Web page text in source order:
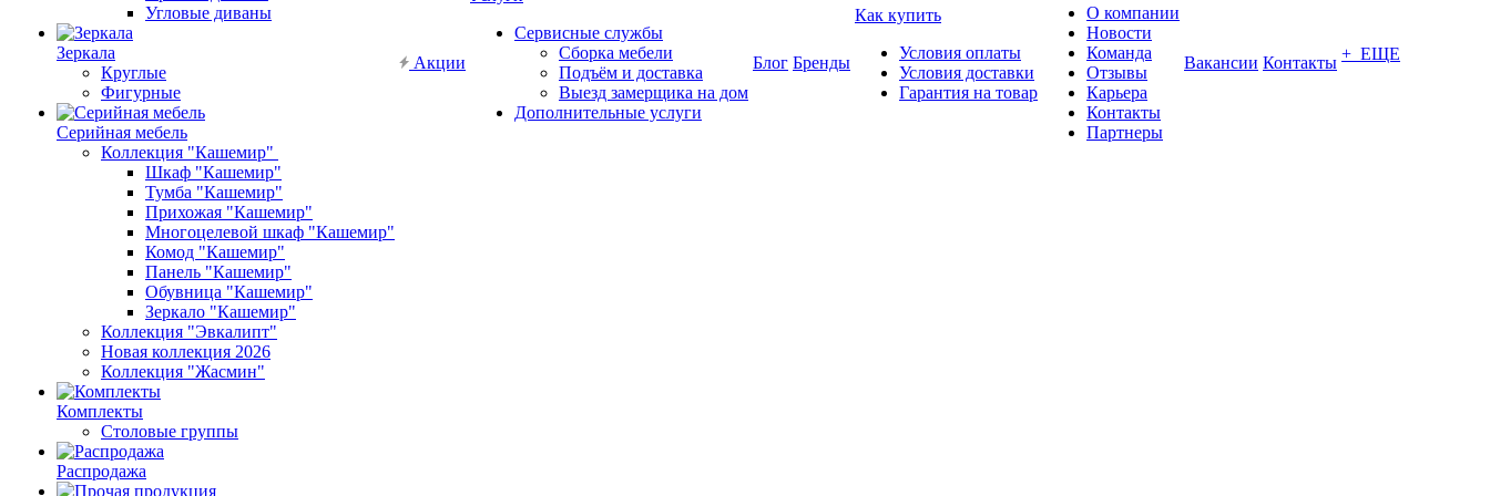
Угловые диваны
Зеркала
Круглые
Фигурные
Серийная мебель
Коллекция "Кашемир"
Шкаф "Кашемир"
Тумба "Кашемир"
Прихожая "Кашемир"
Многоцелевой шкаф "Кашемир"
Комод "Кашемир"
Панель "Кашемир"
Обувница "Кашемир"
Зеркало "Кашемир"
Коллекция "Эвкалипт"
Новая коллекция 2026
Коллекция "Жасмин"
Комплекты
Столовые группы
Распродажа
Акции
Сервисные службы
Сборка мебели
Подъём и доставка
Выезд замерщика на дом
Дополнительные услуги
Блог Бренды
Как купить
Условия оплаты
Условия доставки
Гарантия на товар
О компании
Новости
Команда
Отзывы
Карьера
Контакты
Партнеры
Вакансии Контакты + ЕЩЕ